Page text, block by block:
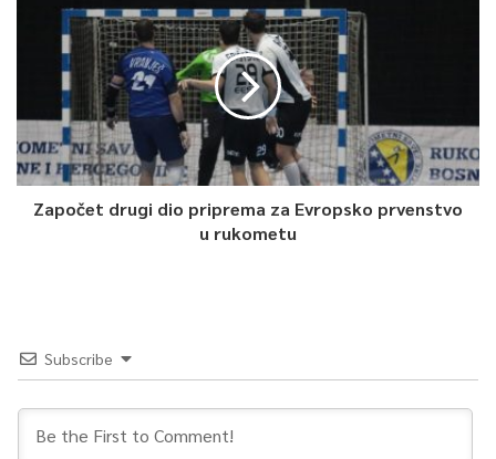
0
Article Rating
Započet drugi dio priprema za Evropsko prvenstvo
u rukometu
Subscribe